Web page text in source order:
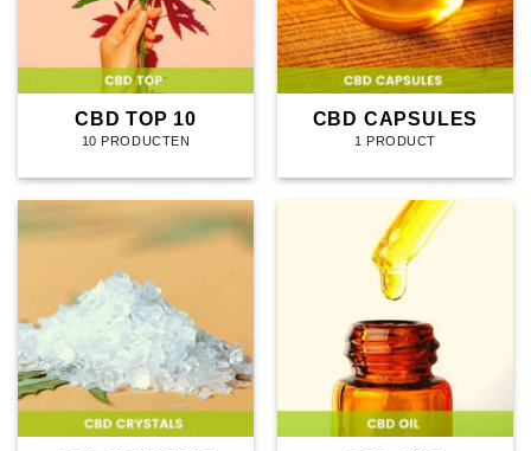
CBD TOP 10
10 PRODUCTEN
CBD CAPSULES
1 PRODUCT